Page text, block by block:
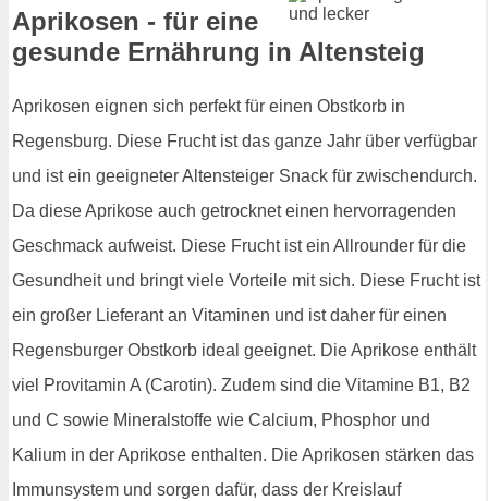
Aprikosen - für eine
gesunde Ernährung in Altensteig
Aprikosen eignen sich perfekt für einen Obstkorb in
Regensburg. Diese Frucht ist das ganze Jahr über verfügbar
und ist ein geeigneter Altensteiger Snack für zwischendurch.
Da diese Aprikose auch getrocknet einen hervorragenden
Geschmack aufweist. Diese Frucht ist ein Allrounder für die
Gesundheit und bringt viele Vorteile mit sich. Diese Frucht ist
ein großer Lieferant an Vitaminen und ist daher für einen
Regensburger Obstkorb ideal geeignet. Die Aprikose enthält
viel Provitamin A (Carotin). Zudem sind die Vitamine B1, B2
und C sowie Mineralstoffe wie Calcium, Phosphor und
Kalium in der Aprikose enthalten. Die Aprikosen stärken das
Immunsystem und sorgen dafür, dass der Kreislauf